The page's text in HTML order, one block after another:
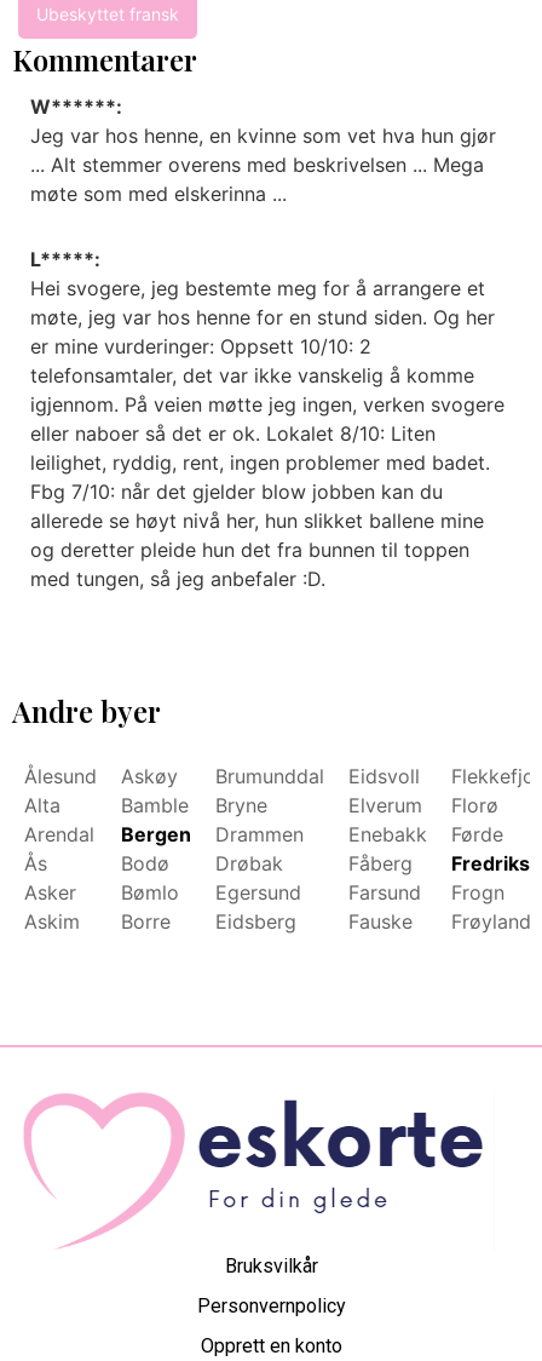
Ubeskyttet fransk
Kommentarer
W******:
Jeg var hos henne, en kvinne som vet hva hun gjør
... Alt stemmer overens med beskrivelsen ... Mega
møte som med elskerinna ...
L*****:
Hei svogere, jeg bestemte meg for å arrangere et
møte, jeg var hos henne for en stund siden. Og her
er mine vurderinger: Oppsett 10/10: 2
telefonsamtaler, det var ikke vanskelig å komme
igjennom. På veien møtte jeg ingen, verken svogere
eller naboer så det er ok. Lokalet 8/10: Liten
leilighet, ryddig, rent, ingen problemer med badet.
Fbg 7/10: når det gjelder blow jobben kan du
allerede se høyt nivå her, hun slikket ballene mine
og deretter pleide hun det fra bunnen til toppen
med tungen, så jeg anbefaler :D.
Andre byer
Ålesund
Alta
Arendal
Ås
Asker
Askim
Askøy
Bamble
Bergen
Bodø
Bømlo
Borre
Brumunddal
Bryne
Drammen
Drøbak
Egersund
Eidsberg
Eidsvoll
Elverum
Enebakk
Fåberg
Farsund
Fauske
Florø
Førde
Frogn
Frøyland
Bruksvilkår
Personvernpolicy
Opprett en konto